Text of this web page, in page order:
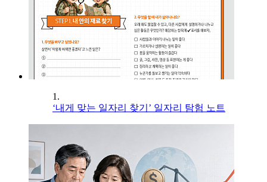
1.
‘내게 맞는 일자리 찾기’ 일자리 탐험 노트